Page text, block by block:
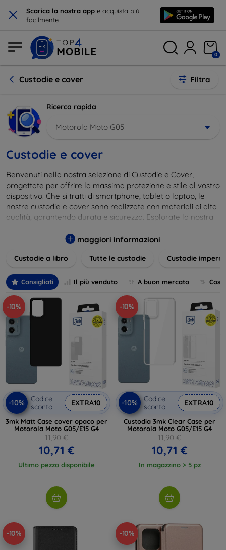
× Scarica la nostra app e acquista più
facilmente
0
Custodie e cover Filtra
Ricerca rapida
Motorola Moto G05
Custodie e cover
Benvenuti nella nostra selezione di Custodie e Cover,
progettate per offrire la massima protezione e stile al vostro
dispositivo. Che si tratti di smartphone, tablet o laptop, le
nostre custodie e cover sono realizzate con materiali di alta
qualità, garantendo durata e sicurezza. Esplorate la nostra
esigenza e gusto. Proteggete il vostro dispositivo con le
maggiori informazioni
Custodie a libro Tutte le custodie Custodie
Consigliati Il più venduto A buon mercato
-10%
-10%
Codice
sconto
EXTRA10
3mk Matt Case cover opaco per
Motorola Moto G05/E15 G4
11,90 €
10,71 €
Ultimo pezzo disponibile
-10%
-10%
Codice
sconto
EXTRA10
Custodia 3mk Clear Case per
Motorola Moto G05/E15 G4
11,90 €
10,71 €
In magazzino > 5 pz
-10% -10%